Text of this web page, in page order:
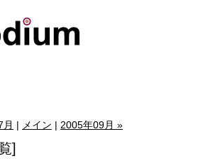
| メイン | 2005年09月 »
]